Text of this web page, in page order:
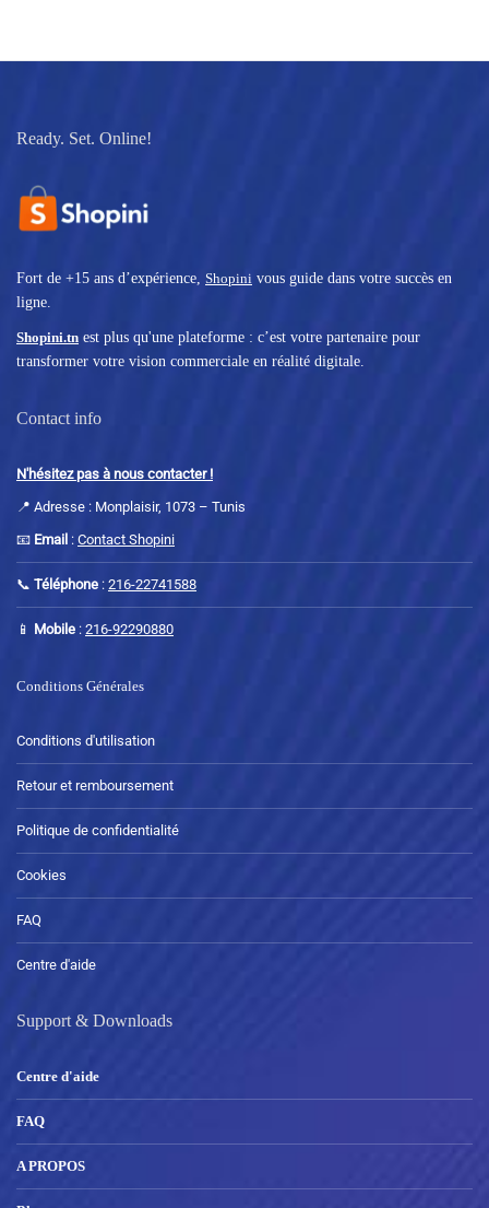
Ready. Set. Online!
Fort de +15 ans d’expérience, Shopini vous guide dans votre succès en
ligne.
Shopini.tn est plus qu'une plateforme : c’est votre partenaire pour
transformer votre vision commerciale en réalité digitale.
Contact info
N'hésitez pas à nous contacter !
📍 Adresse : Monplaisir, 1073 – Tunis
📧 Email : Contact Shopini
📞 Téléphone : 216-22741588
📱 Mobile : 216-92290880
Conditions Générales
Conditions d'utilisation
Retour et remboursement
Politique de confidentialité
Cookies
FAQ
Centre d'aide
Support & Downloads
Centre d'aide
FAQ
A PROPOS